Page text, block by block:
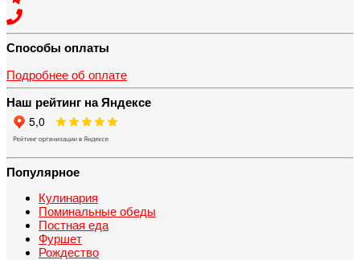
Способы оплаты
Подробнее об оплате
Наш рейтинг на Яндексе
Популярное
Кулинария
Поминальные обеды
Постная еда
Фуршет
Рождество